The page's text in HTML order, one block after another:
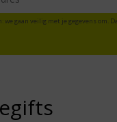
we gaan veilig met je gegevens om.